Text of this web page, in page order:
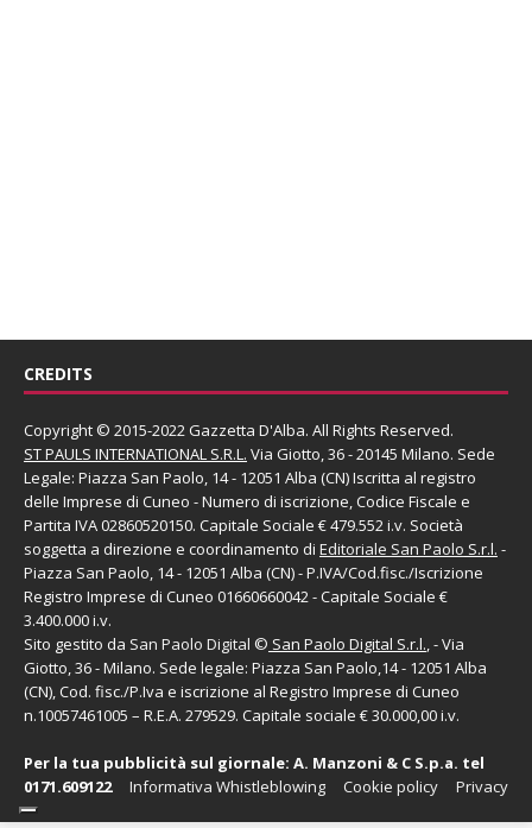
CREDITS
Copyright © 2015-2022 Gazzetta D'Alba. All Rights Reserved.
ST PAULS INTERNATIONAL S.R.L. Via Giotto, 36 - 20145 Milano. Sede
Legale: Piazza San Paolo, 14 - 12051 Alba (CN) Iscritta al registro
delle Imprese di Cuneo - Numero di iscrizione, Codice Fiscale e
Partita IVA 02860520150. Capitale Sociale € 479.552 i.v. Società
soggetta a direzione e coordinamento di Editoriale San Paolo S.r.l. -
Piazza San Paolo, 14 - 12051 Alba (CN) - P.IVA/Cod.fisc./Iscrizione
Registro Imprese di Cuneo 01660660042 - Capitale Sociale €
3.400.000 i.v.
Sito gestito da San Paolo Digital © San Paolo Digital S.r.l., - Via
Giotto, 36 - Milano. Sede legale: Piazza San Paolo,14 - 12051 Alba
(CN), Cod. fisc./P.Iva e iscrizione al Registro Imprese di Cuneo
n.10057461005 – R.E.A. 279529. Capitale sociale € 30.000,00 i.v.
Per la tua pubblicità sul giornale: A. Manzoni & C S.p.a. tel
0171.609122
Privacy
Cookie policy
Informativa Whistleblowing